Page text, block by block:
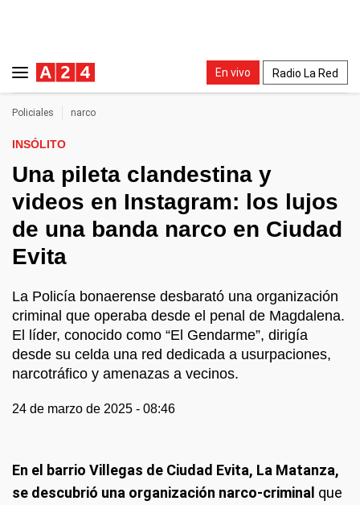
En vivo Radio La Red
Policiales narco
INSÓLITO
Una pileta clandestina y
videos en Instagram: los lujos
de una banda narco en Ciudad
Evita
La Policía bonaerense desbarató una organización
criminal que operaba desde el penal de Magdalena.
El líder, conocido como “El Gendarme”, dirigía
desde su celda una red dedicada a usurpaciones,
narcotráfico y amenazas a vecinos.
24 de marzo de 2025 - 08:46
En el barrio Villegas de Ciudad Evita, La Matanza,
se descubrió una organización narco-criminal que